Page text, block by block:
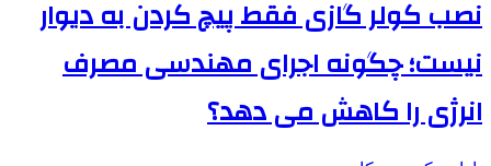
نصب کولر گازی فقط پیچ کردن به دیوار
نیست؛ چگونه اجرای مهندسی مصرف
انرژی را کاهش می دهد؟